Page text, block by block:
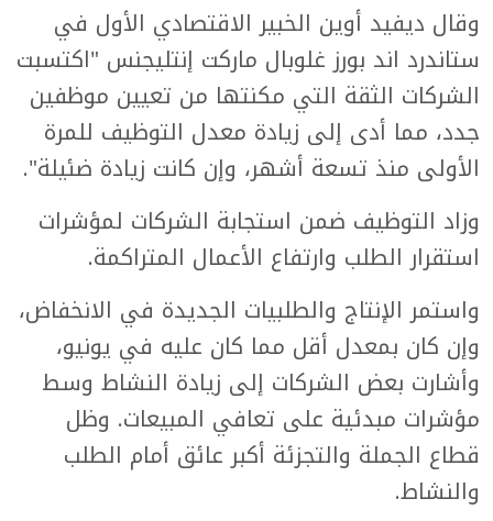
وقال ديفيد أوين الخبير الاقتصادي الأول في
ستاندرد اند بورز غلوبال ماركت إنتليجنس "اكتسبت
الشركات الثقة التي مكنتها من تعيين موظفين
جدد، مما أدى إلى زيادة معدل التوظيف للمرة
الأولى منذ تسعة أشهر، وإن كانت زيادة ضئيلة".
وزاد التوظيف ضمن استجابة الشركات لمؤشرات
استقرار الطلب وارتفاع الأعمال المتراكمة.
واستمر الإنتاج والطلبيات الجديدة في الانخفاض،
وإن كان بمعدل أقل مما كان عليه في يونيو،
وأشارت بعض الشركات إلى زيادة النشاط وسط
مؤشرات مبدئية على تعافي المبيعات. وظل
قطاع الجملة والتجزئة أكبر عائق أمام الطلب
والنشاط.